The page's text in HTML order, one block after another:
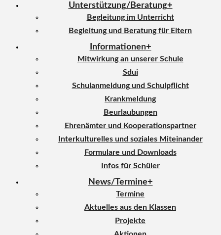
Unterstützung/Beratung
Begleitung im Unterricht
Begleitung und Beratung für Eltern
Informationen
Mitwirkung an unserer Schule
Sdui
Schulanmeldung und Schulpflicht
Krankmeldung
Beurlaubungen
Ehrenämter und Kooperationspartner
Interkulturelles und soziales Miteinander
Formulare und Downloads
Infos für Schüler
News/Termine
Termine
Aktuelles aus den Klassen
Projekte